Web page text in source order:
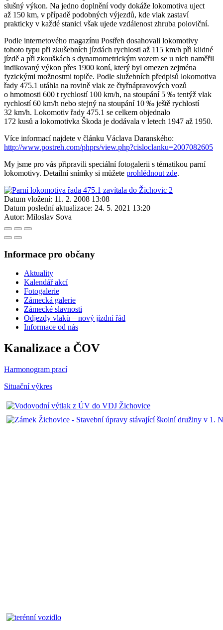
slušný výkon. Na jedno doplnění vody dokáže lokomotiva uject
až 150 km, v případě podobných výjezdů, kde vlak zastaví
prakticky v každé stanici však ujede vzdálenost zhruba poloviční.
Podle internetového magazínu Postřeh dosahovali lokomotivy
tohoto typu při zkušebních jízdách rychlosti až 115 km/h při klidné
jízdě a při zkouškách s dynamometrickým vozem se u nich naměřil
indikovaný výkon přes 1900 koní, který byl omezen zejména
fyzickými možnostmi topiče. Podle služebních předpisů lokomotiva
řady 475.1 utáhla na rovině vlak ze čtyřnápravových vozů
o hmotnosti 600 t rychlostí 100 km/h, na stoupání 5 ‰ tentýž vlak
rychlostí 60 km/h nebo stejný na stoupání 10 ‰ ještě rychlostí
32 km/h. Lokomotiv řady 475.1 se celkem objednalo
172 kusů a lokomotivka Škoda je dodávala v letech 1947 až 1950.
Více informací najdete v článku Václava Daranského:
http://www.postreh.com/phprs/view.php?cisloclanku=2007082605
My jsme pro vás připravili speciální fotogalerii s tématikou parní
lokomotivy. Detailní snímky si můžete prohlédnout zde.
Datum vložení: 11. 2. 2008 13:08
Datum poslední aktualizace: 24. 5. 2021 13:20
Autor: Miloslav Sova
Informace pro občany
Aktuality
Kalendář akcí
Fotogalerie
Zámecká galerie
Zámecké slavnosti
Odjezdy vlaků – nový jízdní řád
Informace od nás
Kanalizace a ČOV
Harmonogram prací
Situační výkres